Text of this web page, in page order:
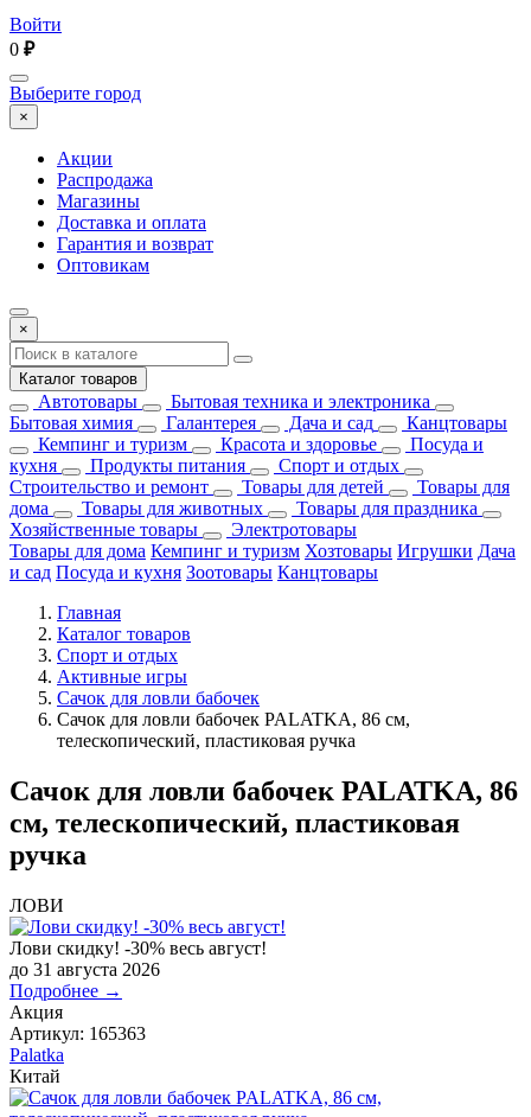
Войти
0 ₽
Выберите город
×
Акции
Распродажа
Магазины
Доставка и оплата
Гарантия и возврат
Оптовикам
×
Каталог товаров
Автотовары
Бытовая техника и электроника
Бытовая химия
Галантерея Дача и сад
Канцтовары
Кемпинг и туризм
Красота и здоровье
Посуда и
кухня
Продукты питания
Спорт и отдых
Строительство и ремонт
Товары для детей
Товары для
дома
Товары для животных
Товары для праздника
Хозяйственные товары
Электротовары
Товары для дома Кемпинг и туризм Хозтовары Игрушки Дача
и сад Посуда и кухня Зоотовары Канцтовары
Главная
Каталог товаров
Спорт и отдых
Активные игры
Сачок для ловли бабочек
Сачок для ловли бабочек PALATKA, 86 см,
телескопический, пластиковая ручка
Сачок для ловли бабочек PALATKA, 86
см, телескопический, пластиковая
ручка
ЛОВИ
Лови скидку! -30% весь август!
до 31 августа 2026
Подробнее →
Акция
Артикул: 165363
Palatka
Китай